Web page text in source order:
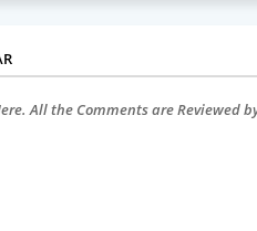
All the Comments are Reviewed